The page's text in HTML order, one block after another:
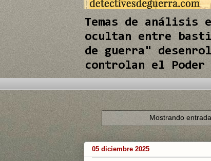
Temas de análisis
ocultan entre
de guerra"
controlan el Poder
Mostrando
05 diciembre 2025